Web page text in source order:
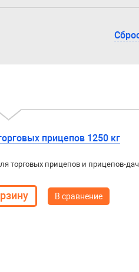
прицепов 1250 кг
торговых прицепов и прицепов-
В сравнение